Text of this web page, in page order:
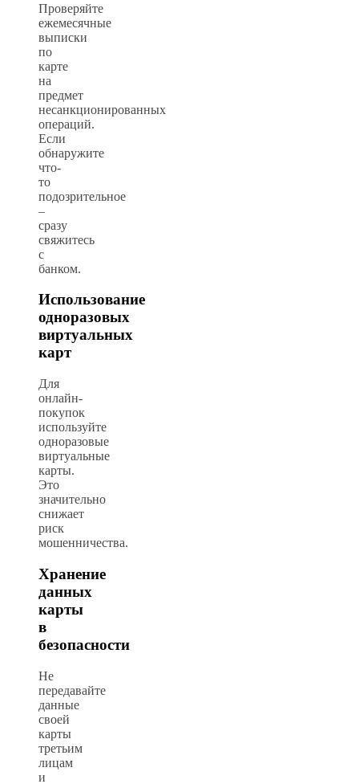
Проверяйте
ежемесячные
выписки
по
карте
на
предмет
несанкционированных
операций.
Если
обнаружите
что-
то
подозрительное
–
сразу
свяжитесь
с
банком.
Использование
одноразовых
виртуальных
карт
Для
онлайн-
покупок
используйте
одноразовые
виртуальные
карты.
Это
значительно
снижает
риск
мошенничества.
Хранение
данных
карты
в
безопасности
Не
передавайте
данные
своей
карты
третьим
лицам
и